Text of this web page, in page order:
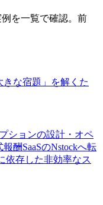
を一覧で確認。前
きな宿題」を解くた
ションの設計・オペ
酬SaaSのNstockへ転
依存した非効率なス